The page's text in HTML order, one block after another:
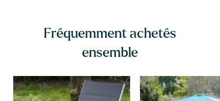
Fréquemment achetés
ensemble